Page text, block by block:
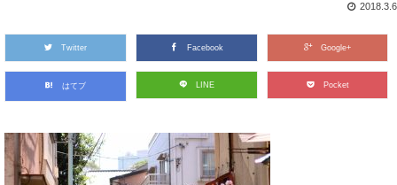
2018.3.6
Twitter Facebook Google+
はてブ LINE Pocket